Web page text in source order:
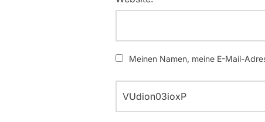
Meinen Namen, meine E-Mail-